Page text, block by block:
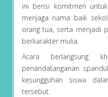
ini berisi komitmen
menjaga nama baik
orang tua, serta menjadi
berkarakter mulia.
Acara berlangsung
penandatanganan
kesungguhan siswa
tersebut.